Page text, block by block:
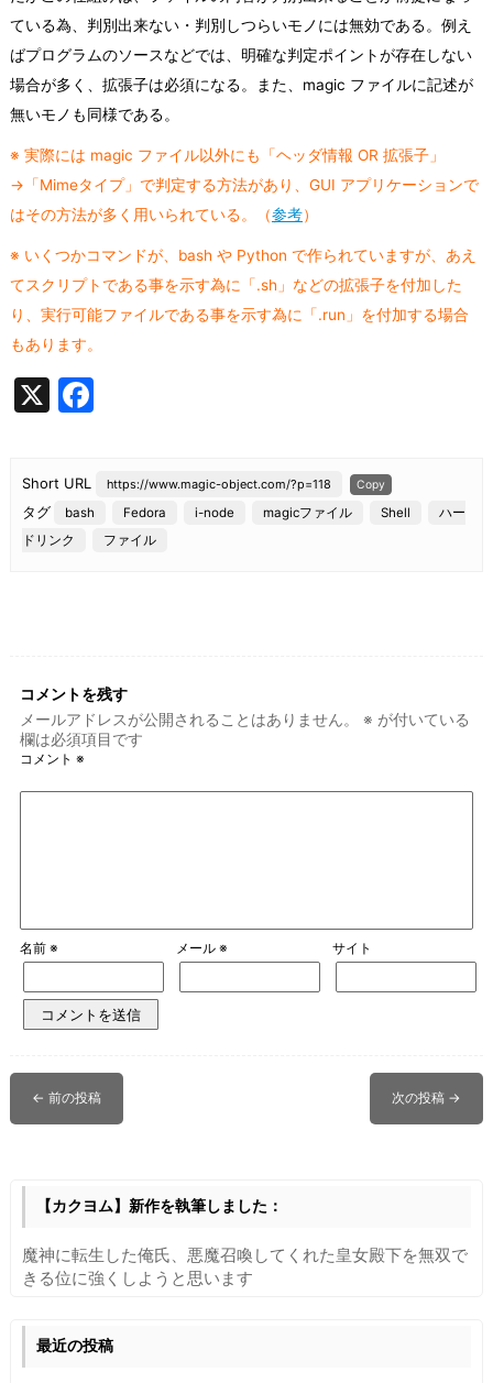
ている為、判別出来ない・判別しつらいモノには無効である。例え
ばプログラムのソースなどでは、明確な判定ポイントが存在しない
場合が多く、拡張子は必須になる。また、magic ファイルに記述が
無いモノも同様である。
※ 実際には magic ファイル以外にも「ヘッダ情報 OR 拡張子」
→「Mimeタイプ」で判定する方法があり、GUI アプリケーションで
はその方法が多く用いられている。（参考）
※ いくつかコマンドが、bash や Python で作られていますが、あえ
てスクリプトである事を示す為に「.sh」などの拡張子を付加した
り、実行可能ファイルである事を示す為に「.run」を付加する場合
もあります。
X F
e
b
Short URL https://www.magic-object.com/?p=118 Copy
タグ bash Fedora i-node magicファイル Shell
ハー
ドリンク
ファイル
コメントを残す
メールアドレスが公開されることはありません。
※ が付いている
欄は必須項目です
コメント ※
名前 ※ メール ※ サイト
← 前の投稿 次の投稿 →
【カクヨム】新作を執筆しました：
魔神に転生した俺氏、悪魔召喚してくれた皇女殿下を無双で
きる位に強くしようと思います
最近の投稿